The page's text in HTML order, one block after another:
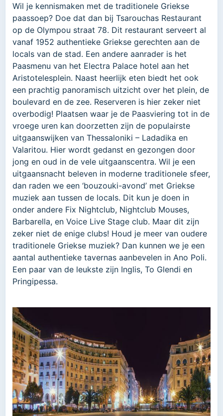
Wil je kennismaken met de traditionele Griekse
paassoep? Doe dat dan bij Tsarouchas Restaurant
op de Olympou straat 78. Dit restaurant serveert al
vanaf 1952 authentieke Griekse gerechten aan de
locals van de stad. Een andere aanrader is het
Paasmenu van het Electra Palace hotel aan het
Aristotelesplein. Naast heerlijk eten biedt het ook
een prachtig panoramisch uitzicht over het plein, de
boulevard en de zee. Reserveren is hier zeker niet
overbodig! Plaatsen waar je de Paasviering tot in de
vroege uren kan doorzetten zijn de populairste
uitgaanswijken van Thessaloniki – Ladadika en
Valaritou. Hier wordt gedanst en gezongen door
jong en oud in de vele uitgaanscentra. Wil je een
uitgaansnacht beleven in moderne traditionele sfeer,
dan raden we een ‘bouzouki-avond’ met Griekse
muziek aan tussen de locals. Dit kun je doen in
onder andere Fix Nightclub, Nightclub Mouses,
Barbarella, en Voice Live Stage club. Maar dit zijn
zeker niet de enige clubs! Houd je meer van oudere
traditionele Griekse muziek? Dan kunnen we je een
aantal authentieke tavernas aanbevelen in Ano Poli.
Een paar van de leukste zijn Inglis, To Glendi en
Pringipessa.